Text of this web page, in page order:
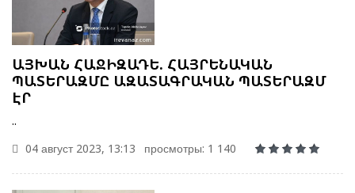
ԱՅԽԱՆ ՀԱՋԻԶԱԴԵ. ՀԱՅՐԵՆԱԿԱՆ
ՊԱՏԵՐԱԶՄԸ ԱԶԱՏԱԳՐԱԿԱՆ ՊԱՏԵՐԱԶՄ
ԷՐ
..
04 август 2023, 13:13
просмотры: 1 140